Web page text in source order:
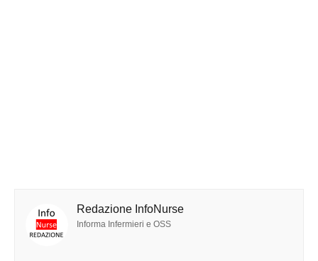
Redazione InfoNurse
Informa Infermieri e OSS